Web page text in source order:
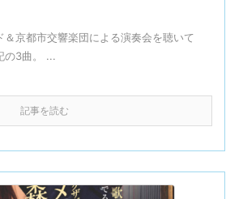
京都市交響楽団による演奏会を聴いて
の3曲。 ...
記事を読む